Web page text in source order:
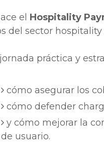
el Hospitality
del sector hospitality
práctica y
cómo asegurar los
cómo defender
y cómo mejorar la
de usuario.